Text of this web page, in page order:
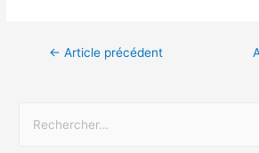
← Article précédent